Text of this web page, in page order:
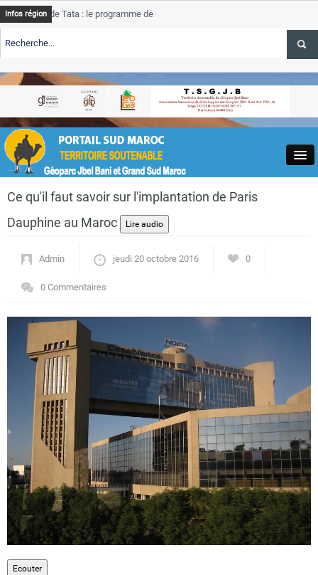
Close
Actualités
Circuits touristiques
Tourisme
Régions
Hotels
Evenements
Infos région
de Tata : le programme de rehabilitation post-inondations
TSGJB Tourisme : l’ONMT renforce l’aerien a Dakhla et
Tata
TSGJB Tourisme au Maroc : Transavia renforce les vols Paris-
Ce qu'il faut savoir sur l'implantation de Paris
Dauphine au Maroc
Admin jeudi 20 octobre 2016 0
0 Commentaires
Ecouter